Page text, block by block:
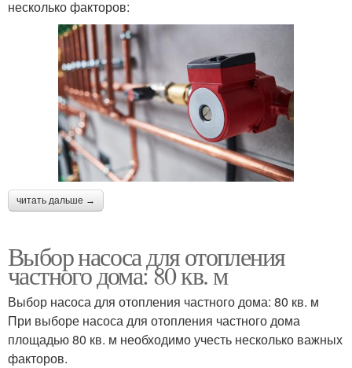
несколько факторов:
читать дальше →
Выбор насоса для отопления
частного дома: 80 кв. м
Выбор насоса для отопления частного дома: 80 кв. м
При выборе насоса для отопления частного дома
площадью 80 кв. м необходимо учесть несколько важных
факторов.